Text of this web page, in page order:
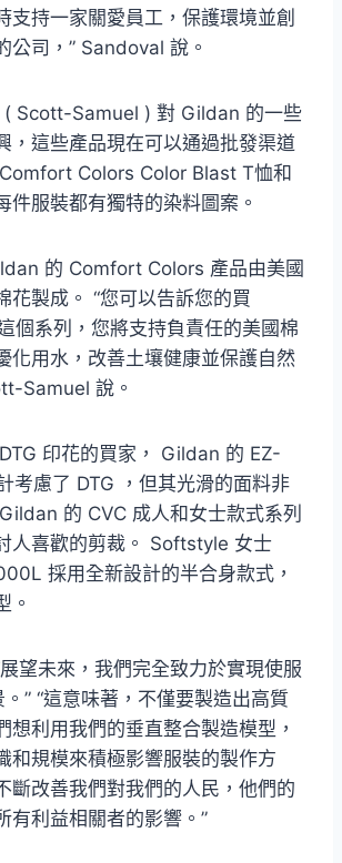
支持一家關愛員工，保護環境並創
公司，” Sandoval 說。
( Scott-Samuel ) 對 Gildan 的一些
，這些產品現在可以通過批發渠道
Colors Color Blast T恤和
件服裝都有獨特的染料圖案。
的 Comfort Colors 產品由美國
花製成。 “您可以告訴您的買
個系列，您將支持負責任的美國棉
化用水，改善土壤健康並保護自然
Samuel 說。
印花的買家， Gildan 的 EZ-
考慮了 DTG ，但其光滑的面料非
的 CVC 成人和女士款式系列
人喜歡的剪裁。 Softstyle 女士
採用全新設計的半合身款式，
。
望未來，我們完全致力於實現使服
” “這意味著，不僅要製造出高質
想利用我們的垂直整​​合製造模型，
和規模來積極影響服裝的製作方
斷改善我們對我們的人民，他們的
有利益相關者的影響。”